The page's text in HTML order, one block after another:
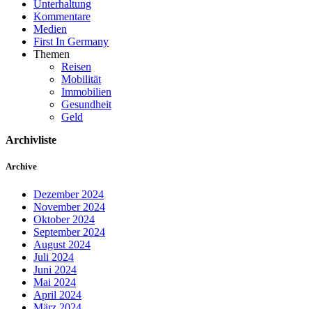
Unterhaltung
Kommentare
Medien
First In Germany
Themen
Reisen
Mobilität
Immobilien
Gesundheit
Geld
Archivliste
Archive
Dezember 2024
November 2024
Oktober 2024
September 2024
August 2024
Juli 2024
Juni 2024
Mai 2024
April 2024